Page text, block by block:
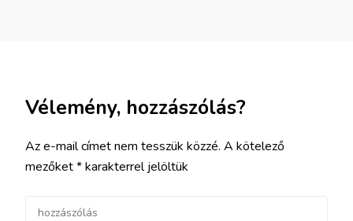
Vélemény, hozzászólás?
Az e-mail címet nem tesszük közzé. A kötelező
mezőket*karakterrel jelöltük